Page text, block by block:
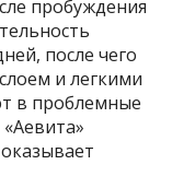
пробуждения
после чего
и легкими
в проблемные